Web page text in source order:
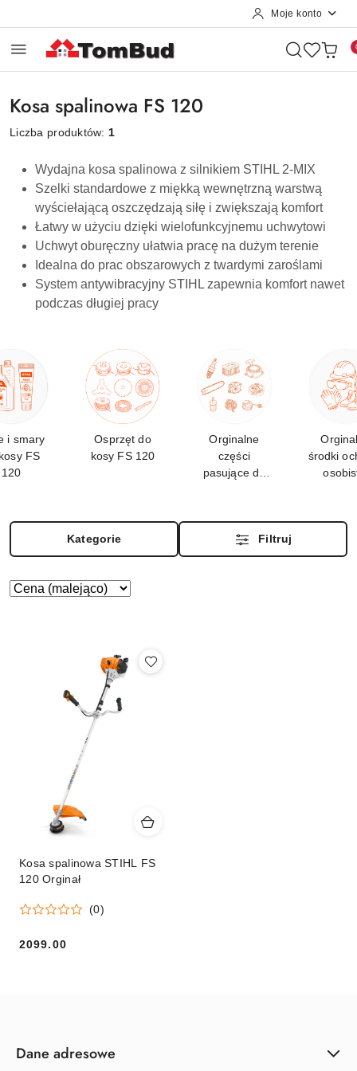
Moje konto
Kosa spalinowa FS 120
Liczba produktów: 1
Wydajna kosa spalinowa z silnikiem STIHL 2-MIX
Szelki standardowe z miękką wewnętrzną warstwą
wyściełającą oszczędzają siłę i zwiększają komfort
Łatwy w użyciu dzięki wielofunkcyjnemu uchwytowi
Uchwyt oburęczny ułatwia pracę na dużym terenie
Idealna do prac obszarowych z twardymi zaroślami
System antywibracyjny STIHL zapewnia komfort nawet
podczas długiej pracy
i smary
FS
120
Osprzęt do
kosy FS 120
Orginalne
części
pasujące do
środki
Kategorie Filtruj
Zastosowano
Sortuj
Kosa spalinowa STIHL FS
120 Orginał
(0)
2099.00
Dane adresowe